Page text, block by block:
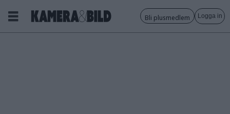
Bli plusmedlem Logga in